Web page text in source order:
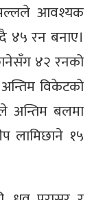
आवश्यक
४५ रन बनाए।
४२ रनको
विकेटको
अन्तिम बलमा
लामिछाने १५